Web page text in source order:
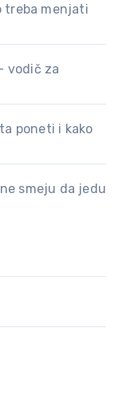
treba menjati
vodič za
poneti i kako
smeju da jedu